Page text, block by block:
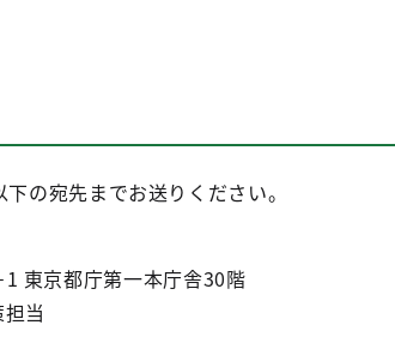
の宛先までお送りください。
東京都庁第一本庁舎30階
当